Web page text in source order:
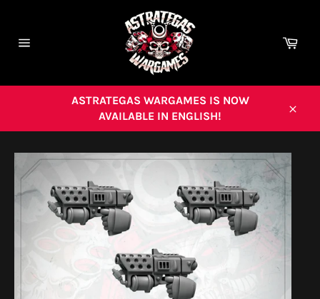
ASTRATEGAS WARGAMES IS NOW
AVAILABLE IN ENGLISH!